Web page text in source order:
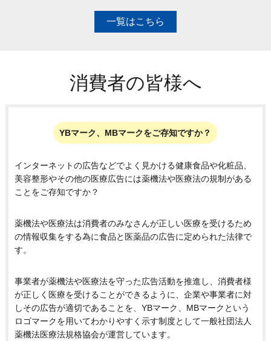
一覧はこちら
消費者の皆様へ
YBマーク、MBマークをご存知ですか？
インターネットの広告などでよく見かける健康食品や化粧品、
美容整形やその他の医療広告には薬機法や医療法の規制がある
ことをご存知ですか？
薬機法や医療法は消費者のみなさんが正しい医療を受けるため
の情報収集をする為に食品と医薬品の広告に定められた法律で
す。
事業者が薬機法や医療法を守った広告活動を推進し、消費者様
が正しく医療を受けることができるように、企業や事業者に対
しその広告が適切であることを、YBマーク、MBマークという
ロゴマークを用いてわかりやすく示す制度として一般社団法人
薬機法医療法規格協会が運営しています。